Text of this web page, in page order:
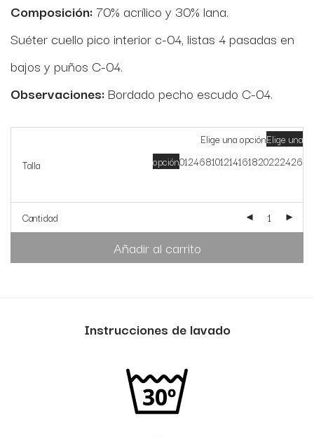
Composición: 70% acrílico y 30% lana.
Suéter cuello pico interior c-04, listas 4 pasadas en
bajos y puños C-04.
Observaciones: Bordado pecho escudo C-04.
Talla
Elige una opciónElige una
opción012468101214161820222426
Cantidad
Añadir al carrito
Instrucciones de lavado